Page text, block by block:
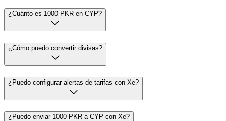
¿Cuánto es 1000 PKR en CYP?
¿Cómo puedo convertir divisas?
¿Puedo configurar alertas de tarifas con Xe?
¿Puedo enviar 1000 PKR a CYP con Xe?